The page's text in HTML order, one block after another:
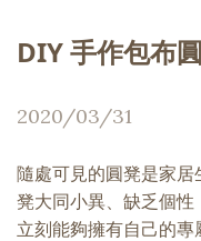
DIY 手作包布
2020/03/31
隨處可見的圓凳是家
凳大同小異、缺乏個性
立刻能夠擁有自己的專